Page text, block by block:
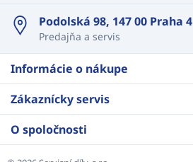
Podolská 98, 147 00 Praha 4
Predajňa a servis
Informácie o nákupe
Zákaznícky servis
O spoločnosti